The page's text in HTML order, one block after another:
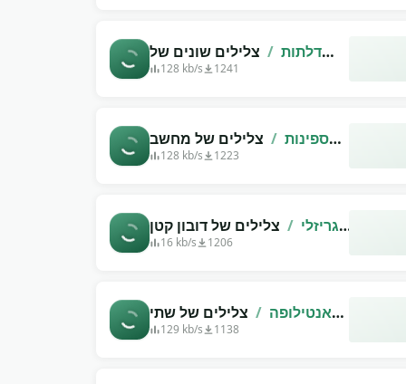
דלתות / צלילים שונים של
דלתות עץ. 128 kb/s 1241
ספינות / צלילים של מחשב
על חללית
128 kb/s 1223
גריזלי / צלילים של דובון קטן
ואבוד
16 kb/s 1206
אנטילופה / צלילים של שתי
אנטילופות
129 kb/s 1138